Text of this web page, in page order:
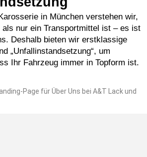
in München verstehen wir,
nur ein Transportmittel ist – es ist
Deshalb bieten wir erstklassige
„Unfallinstandsetzung“, um
Ihr Fahrzeug immer in Topform ist.